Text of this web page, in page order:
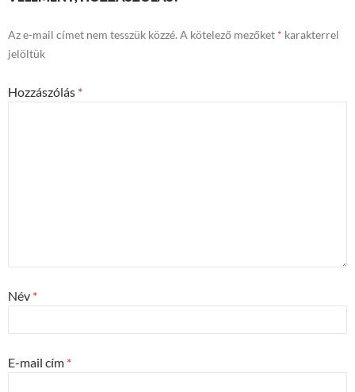
Az e-mail címet nem tesszük közzé. A kötelező mezőket * karakterrel
jelöltük
Hozzászólás *
Név *
E-mail cím *